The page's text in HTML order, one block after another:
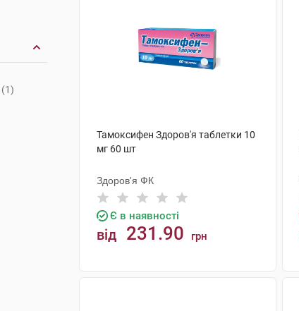
(1)
Тамоксифен Здоров'я таблетки 10
мг 60 шт
Здоров'я ФК
Є в наявності
від 231.90 грн